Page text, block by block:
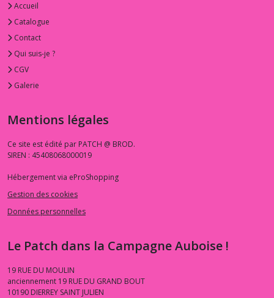
Accueil
Catalogue
Contact
Qui suis-je ?
CGV
Galerie
Mentions légales
Ce site est édité par PATCH @ BROD.
SIREN : 45408068000019
Hébergement via eProShopping
Gestion des cookies
Données personnelles
Le Patch dans la Campagne Auboise !
19 RUE DU MOULIN
anciennement 19 RUE DU GRAND BOUT
10190 DIERREY SAINT JULIEN